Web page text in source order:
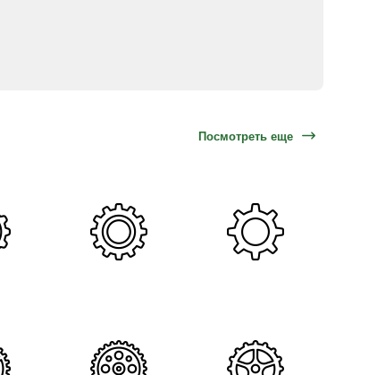
Посмотреть еще